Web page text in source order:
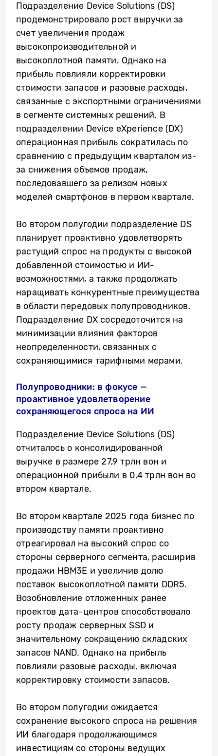
Подразделение Device Solutions (DS)
продемонстрировало рост выручки за
счет увеличения продаж
высокопроизводительной и
высокоплотной памяти. Однако на
прибыль повлияли корректировки
стоимости запасов и разовые расходы,
связанные с экспортными ограничениями
в сегменте системных решений. В
подразделении Device eXperience (DX)
операционная прибыль сократилась по
сравнению с предыдущим кварталом из-
за снижения объемов продаж,
последовавшего за релизом новых
моделей смартфонов в первом квартале.
Во втором полугодии подразделение DS
планирует проактивно удовлетворять
растущий спрос на продукты с высокой
добавленной стоимостью и ИИ-
возможностями, а также продолжать
наращивать конкурентные преимущества
в области передовых полупроводников.
Подразделение DX сосредоточится на
минимизации влияния факторов
неопределенности, связанных с
сохраняющимися тарифными мерами.
Полупроводники: в фокусе —
проактивное удовлетворение
сохраняющегося спроса на ИИ
Подразделение Device Solutions (DS)
отчиталось о консолидированной
выручке в размере 27,9 трлн вон и
операционной прибыли в 0,4 трлн вон во
втором квартале.
Во втором квартале 2025 года бизнес по
производству памяти проактивно
отреагировал на высокий спрос со
стороны серверного сегмента, расширив
продажи HBM3E и увеличив долю
поставок высокоплотной памяти DDR5.
Возобновление отложенных ранее
проектов дата-центров способствовало
росту продаж серверных SSD и
значительному сокращению складских
запасов NAND. Однако на прибыль
повлияли разовые расходы, включая
корректировку стоимости запасов.
Во втором полугодии ожидается
сохранение высокого спроса на решения
ИИ благодаря продолжающимся
инвестициям со стороны ведущих